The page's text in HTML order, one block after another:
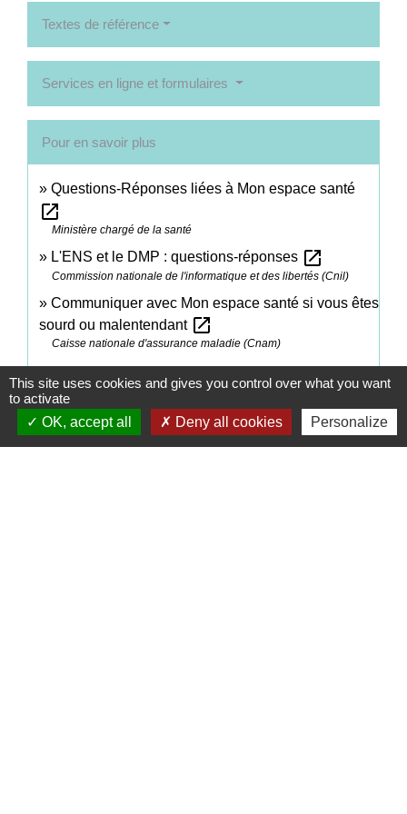
Textes de référence
Services en ligne et formulaires
Pour en savoir plus
Questions-Réponses liées à Mon espace santé
open_in_new
Ministère chargé de la santé
L'ENS et le DMP : questions-réponses open_in_new
Commission nationale de l'informatique et des libertés (Cnil)
Communiquer avec Mon espace santé si vous êtes
sourd ou malentendant open_in_new
Caisse nationale d'assurance maladie (Cnam)
Signaler une erreur sur cette page
This site uses cookies and gives you control over what you want
to activate
OK, accept all
Deny all cookies Personalize